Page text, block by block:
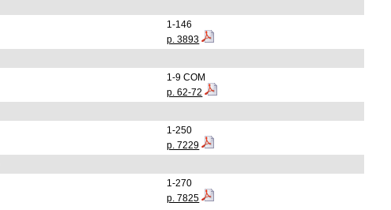
1-146
p. 3893
1-9 COM
p. 62-72
1-250
p. 7229
1-270
p. 7825